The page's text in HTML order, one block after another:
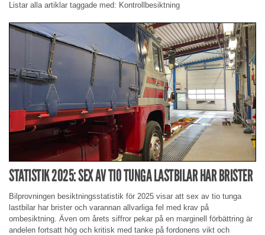
Listar alla artiklar taggade med: Kontrollbesiktning
STATISTIK 2025: SEX AV TIO TUNGA LASTBILAR HAR BRISTER
Bilprovningen besiktningsstatistik för 2025 visar att sex av tio tunga
lastbilar har brister och varannan allvarliga fel med krav på
ombesiktning. Även om årets siffror pekar på en marginell förbättring är
andelen fortsatt hög och kritisk med tanke på fordonens vikt och